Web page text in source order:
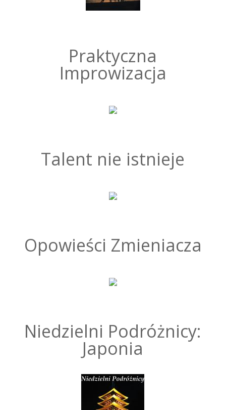
Praktyczna
Improwizacja
Talent nie istnieje
Opowieści Zmieniacza
Niedzielni Podróżnicy:
Japonia